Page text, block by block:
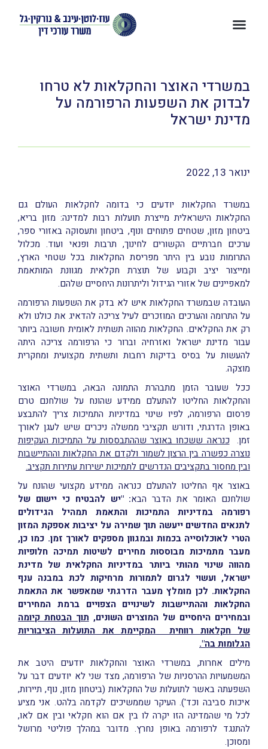
במשרדי האוצר והחקלאות לא טרחו
לבדוק את השפעות הרפורמה על
מדינת ישראל
ינואר 13, 2022
במשרד החקלאות יודעים כי בדומה לחקלאות העולם גם
החקלאות הישראלית מייצרת תועלות רבות למדינה: מזון בריא,
ביטחון מזון, שטחים פתוחים ונוף, ביטחון ותעסוקה באזורי ספר,
ערכים חברתיים הקשורים לחינוך, תרבות ופנאי ועוד. מכלול
התרומות נובע בין היתר מפריסת החקלאות בכל שטחי הארץ,
ומייצור יציב וקבוע של תוצרת חקלאית מגוונת המותאמת
למאפיינים של אזורי הגידול וליתרונות היחסיים שלהם.
העובדה שבמשרד החקלאות איש לא בדק את השפעות הרפורמה
על התרומה והערכים המוזכרים לעיל צריכה להדאיג את כולנו ולא
רק את החקלאים. החקלאות מהווה תשתית לאומית חשובה ביותר
עבור מדינת ישראל ואזרחיה וברור כי הרפורמה צריכה היתה
להעשות על בסיס בדיקות רחבות ותשתית מקצועית ומחקרית
מוצקה.
ככל שעובר הזמן מתבהרת התמונה הבאה, במשרדי האוצר
והחקלאות החליטו להתעלם ממידע שהונח על שולחנם טרם
פרסום הרפורמה, לפיו שינוי במדיניות התמיכות צריך להתבצע
באופן הדרגתי, ודורש תקציבי ממשלה ניכרים שיש לעגן לאורך
זמן. כנראה ששכחו באוצר שההתבססות על התמיכות העקיפות
נוצרה כפשרה בין הרצון לשמור ולקדם את החקלאות וההתיישבות
ובין מחסור בתקציבים הנדרשים לתמיכות ישירות עתירות תקציב.
באוצר אף החליטו להתעלם כנראה ממידע מקצועי שהונח על
שולחנם האומר את הדבר הבא: "יש להבטיח כי יישום של
רפורמה במדיניות התמיכות והתאמת תמהיל הגידולים
לתנאים החדשים ייעשה תוך שמירה על יציבות אספקת המזון
הטרי לאוכלוסייה בכמות ובמגוון מספקים לאורך זמן. כמו כן,
מעבר מתמיכות מבוססות מחירים לשיטות תמיכה חלופיות
מהווה שינוי מהותי ביותר במדיניות החקלאית של מדינת
ישראל, ועשוי לגרום לתמורות מרחיקות לכת במבנה ענף
החקלאות. לכן מומלץ מעבר הדרגתי שמאפשר את התאמת
החקלאות וההתיישבות לשינויים הצפויים ברמת המחירים
ובמחירים היחסיים של המוצרים השונים, תוך הבטחת קיומה
של חקלאות רווחית המקיימת את התועלות הציבוריות
הגלומות בה".
מילים אחרות, במשרדי האוצר והחקלאות יודעים היטב את
המשמעויות ההרסניות של הרפורמה, מצד שני לא יודעים דבר על
השפעתה באשר לתועלות של החקלאות (ביטחון מזון, נוף, תיירות,
איכות סביבה וכד'). העיקר שממשיכים לקדמה בלהט. אני מציע
לכל מי שהמדינה הזו יקרה לו בין אם הוא חקלאי ובין אם לאו,
להתנגד לרפורמה באופן נחרץ. מדובר במהלך פוליטי מרושל
ומסוכן.